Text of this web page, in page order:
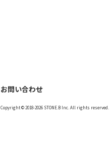
お問い合わせ
Copyright © 2018-2026 STONE.B Inc. All rights reserved.